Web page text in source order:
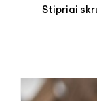
Stipriai